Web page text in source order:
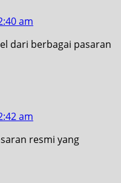
am
dari berbagai pasaran
am
resmi yang